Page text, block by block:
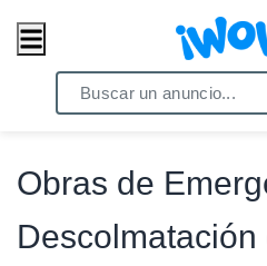
/ Servicios / Servicios
Obras de
Descolmatación